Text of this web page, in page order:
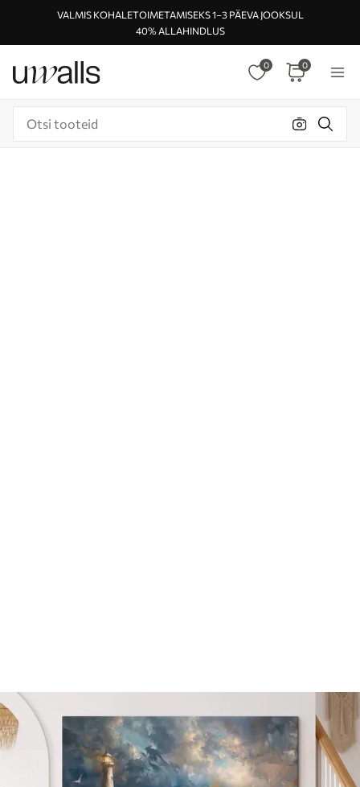
VALMIS KOHALETOIMETAMISEKS 1–3 PÄEVA JOOKSUL
40% ALLAHINDLUS
0 0